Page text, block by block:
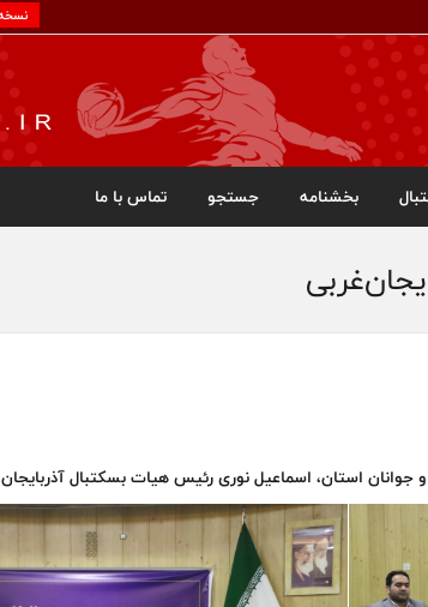
بخشنامه جستجو تماس با ما
استان، اسماعیل نوری رئیس هیات بسکتبال آذربايجان